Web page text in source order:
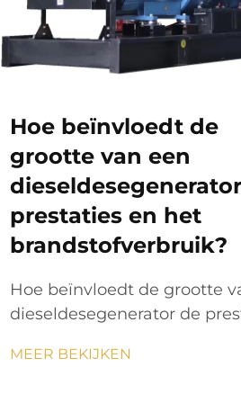
Hoe beïnvloedt de
grootte van een
prestaties en het
brandstofverbruik?
Hoe beïnvloedt de grootte
dieseldesegenerator de
dieseldesegenerator is een
MEER BEKIJKEN